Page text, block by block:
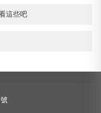
這些吧